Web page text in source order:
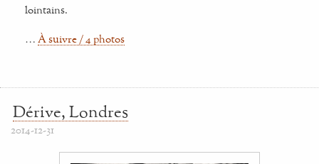
lointains.
… À suivre / 4 photos
Dérive, Londres
2014-12-31